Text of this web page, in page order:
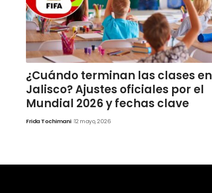
¿Cuándo terminan las clases en
Jalisco? Ajustes oficiales por el
Mundial 2026 y fechas clave
Frida Tochimani 12 mayo, 2026